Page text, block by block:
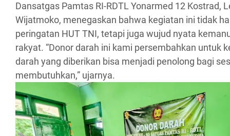
Dansatgas Pamtas RI-RDTL Yonarmed 12 Kostrad,
Wijatmoko, menegaskan bahwa kegiatan ini tidak
peringatan HUT TNI, tetapi juga wujud nyata
rakyat. “Donor darah ini kami persembahkan untuk
darah yang diberikan bisa menjadi penolong bagi
membutuhkan,” ujarnya.